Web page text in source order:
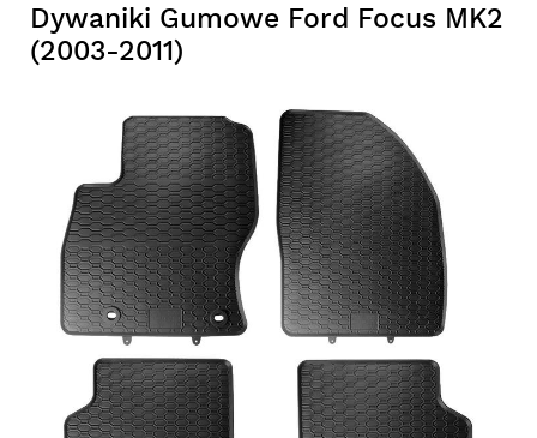
Dywaniki Gumowe Ford Focus MK2
(2003-2011)